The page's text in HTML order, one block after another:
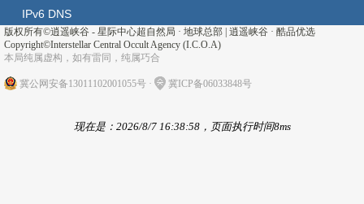
IPv6 DNS
版权所有©逍遥峡谷 - 星际中心超自然局 · 地球总部 逍遥峡谷 · 酷品优选
Copyright©Interstellar Central Occult Agency (I.C.O.A)
本局纯属虚构，如有雷同，纯属巧合
冀公网安备13011102001055号 · 冀ICP备06033848号
现在是：2026/8/7 16:38:58，页面执行时间8ms